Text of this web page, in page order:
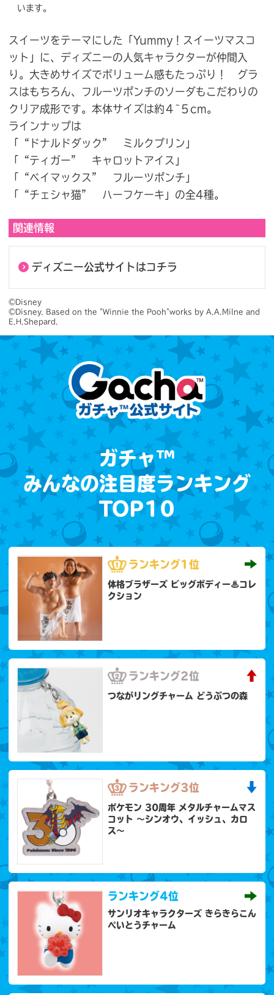
います。
スイーツをテーマにした「Yummy！スイーツマスコ
ット」に、ディズニーの人気キャラクターが仲間入
り。大きめサイズでボリューム感もたっぷり！ グラ
スはもちろん、フルーツポンチのソーダもこだわりの
クリア成形です。本体サイズは約４~５cm。
ラインナップは
「“ドナルドダック” ミルクプリン」
「“ティガー” キャロットアイス」
「“ベイマックス” フルーツポンチ」
「“チェシャ猫” ハーフケーキ」の全4種。
関連情報
ディズニー公式サイトはコチラ
©Disney
©Disney. Based on the "Winnie the Pooh"works by A.A.Milne and
E.H.Shepard.
ガチャ™
みんなの注目度ランキング
TOP10
ランキング1位
体格ブラザーズ ビッグボディー♨コレ
クション
ランキング2位
つながリングチャーム どうぶつの森
ランキング3位
ポケモン 30周年 メタルチャームマス
コット 〜シンオウ、イッシュ、カロ
ス〜
ランキング4位
サンリオキャラクターズ きらきらこん
ぺいとうチャーム